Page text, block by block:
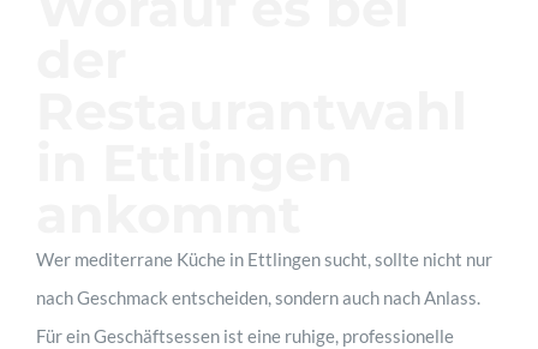
Wer mediterrane Küche in Ettlingen sucht, sollte nicht nur
nach Geschmack entscheiden, sondern auch nach Anlass.
Für ein Geschäftsessen ist eine ruhige, professionelle